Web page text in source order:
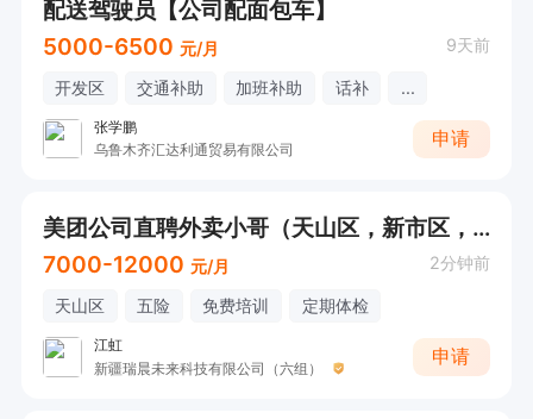
配送驾驶员【公司配面包车】
5000-6500 元/月 9天前
开发区 交通补助 加班补助 话补 ...
张学鹏
乌鲁木齐汇达利通贸易有限公司
申请
美团公司直聘外卖小哥（天山区，新市区，沙区均可安排）
7000-12000 元/月 2分钟前
天山区 五险 免费培训 定期体检
江虹
新疆瑞晨未来科技有限公司（六组）
申请